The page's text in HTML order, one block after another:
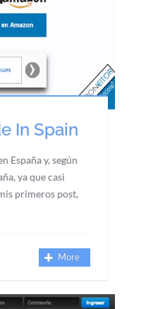
In Spain
España y, según
ya que casi
primeros post,
More